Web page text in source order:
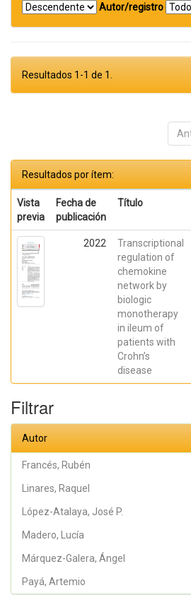
Autor/registro
Resultados 1-1 de 1.
Resultados por ítem:
Vista
previa
Fecha de
publicación
Título
2022
Transcriptional
regulation of
chemokine
network by
biologic
monotherapy
in ileum of
patients with
Crohn’s
disease
Filtrar
Autor
Francés, Rubén
Linares, Raquel
López-Atalaya, José P.
Madero, Lucía
Márquez-Galera, Ángel
Payá, Artemio